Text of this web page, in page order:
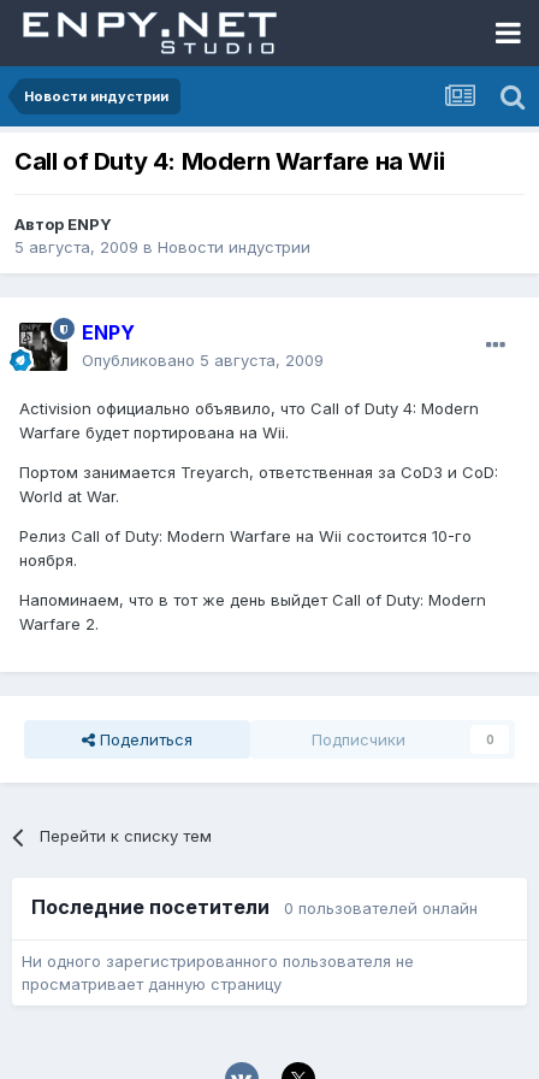
Новости индустрии
Call of Duty 4: Modern Warfare на Wii
Автор ENPY
5 августа, 2009 в Новости индустрии
ENPY
Опубликовано 5 августа, 2009
Activision официально объявило, что Call of Duty 4: Modern
Warfare будет портирована на Wii.
Портом занимается Treyarch, ответственная за CoD3 и CoD:
World at War.
Релиз Call of Duty: Modern Warfare на Wii состоится 10-го
ноября.
Напоминаем, что в тот же день выйдет Call of Duty: Modern
Warfare 2.
Поделиться Подписчики 0
Перейти к списку тем
Последние посетители 0 пользователей онлайн
Ни одного зарегистрированного пользователя не
просматривает данную страницу